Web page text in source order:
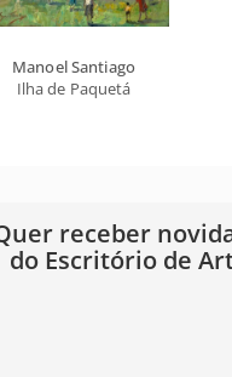
Manoel Santiago
Ilha de Paquetá
receber
do Escritório de